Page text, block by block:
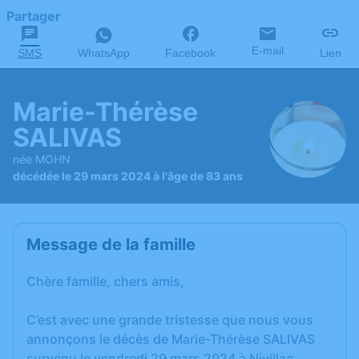
Partager
SMS WhatsApp Facebook E-mail Lien
Marie-Thérèse
SALIVAS
née MOHN
décédée le 29 mars 2024 à l'âge de 83 ans
Message de la famille
Chère famille, chers amis,
C’est avec une grande tristesse que nous vous
annonçons le décès de Marie-Thérèse SALIVAS